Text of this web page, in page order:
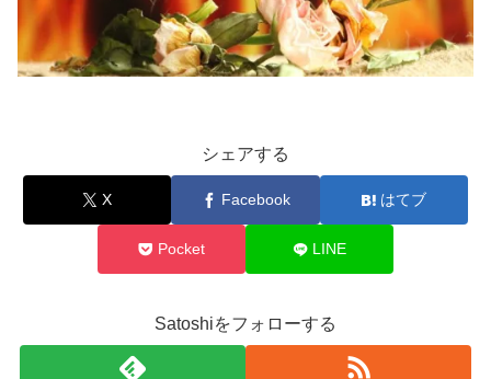
シェアする
X Facebook はてブ
Pocket LINE
Satoshiをフォローする